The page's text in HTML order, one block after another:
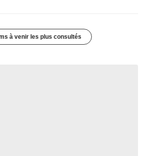
à venir les plus consultés